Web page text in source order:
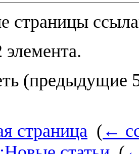
страницы
(предыдущие
страница ( ←